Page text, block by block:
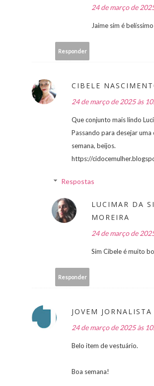
24 de março de
Jaime sim é belíssimo
Responder
CIBELE
24 de março de 2025 às
Que conjunto mais lindo
Passando para desejar uma
semana, beijos.
https://
Respostas
LUCIMAR DA
MOREIRA
24 de março de
Sim Cibele é muito
Responder
JOVEM JORNALISTA
24 de março de 2025 às
Belo item de vestuário.
Boa semana!